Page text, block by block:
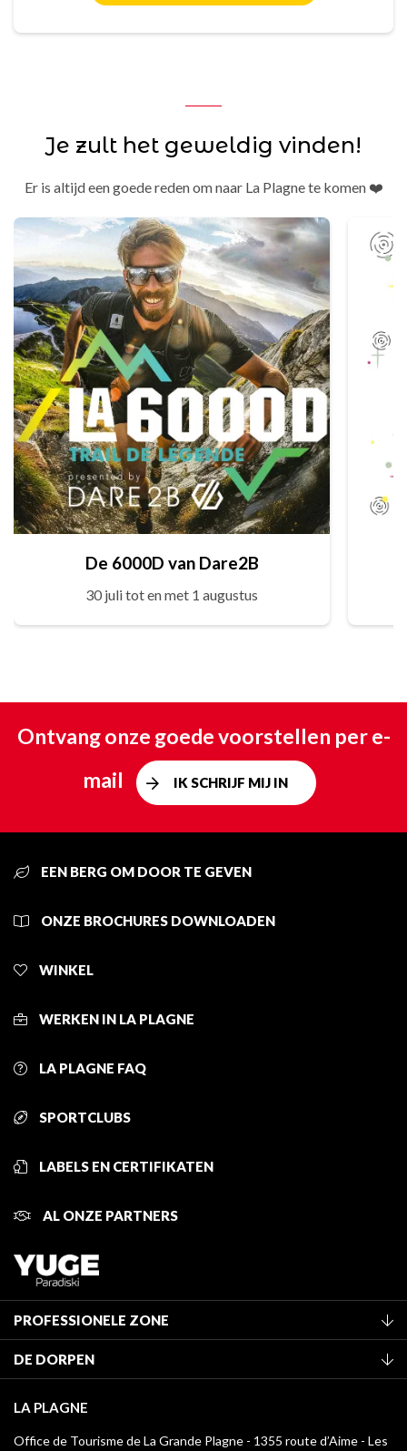
Je zult het geweldig vinden!
Er is altijd een goede reden om naar La Plagne te komen ❤️
De 6000D van Dare2B
30 juli tot en met 1 augustus
Ontvang onze goede voorstellen per e-
mail
IK SCHRIJF MIJ IN
EEN BERG OM DOOR TE GEVEN
ONZE BROCHURES DOWNLOADEN
WINKEL
WERKEN IN LA PLAGNE
LA PLAGNE FAQ
SPORTCLUBS
LABELS EN CERTIFIKATEN
AL ONZE PARTNERS
PROFESSIONELE ZONE
Classificatie van de gemeubileerde accommodaties
Verblijfstaks
Mediatheek
DE DORPEN
Montchavin - Les Coches
Champagny-en-Vanoise
LA PLAGNE
Office de Tourisme de La Grande Plagne - 1355 route d’Aime - Les